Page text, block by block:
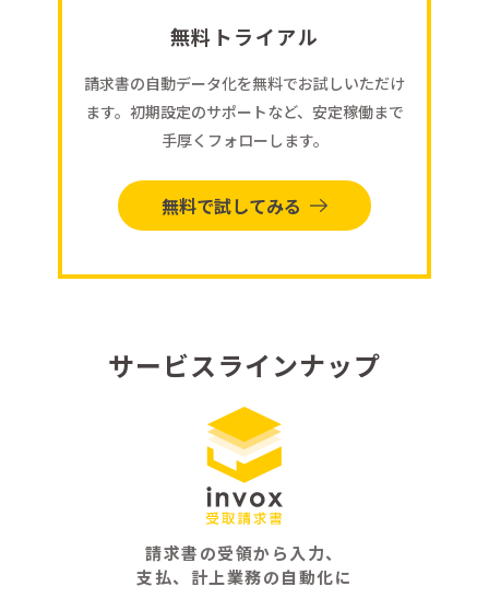
無料トライアル
請求書の自動データ化を無料でお試しいただけ
ます。初期設定のサポートなど、安定稼働まで
手厚くフォローします。
無料で試してみる
サービスラインナップ
請求書の受領から入力、
支払、計上業務の自動化に